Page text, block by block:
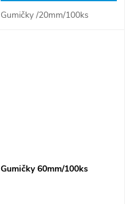
Gumičky /20mm/100ks
Gumičky 60mm/100ks